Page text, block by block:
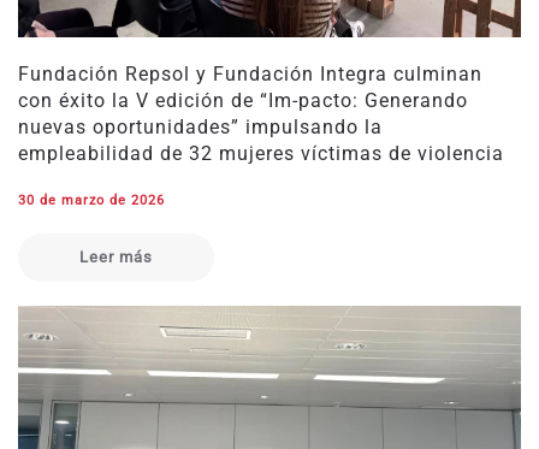
Fundación Repsol y Fundación Integra culminan
con éxito la V edición de “Im-pacto: Generando
nuevas oportunidades” impulsando la
empleabilidad de 32 mujeres víctimas de violencia
30 de marzo de 2026
Leer más